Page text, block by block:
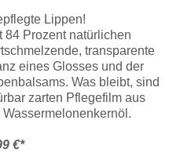
Lippen!
84 Prozent natürlichen
transparente
eines Glosses und der
Was bleibt, sind
zarten Pflegefilm aus
€*